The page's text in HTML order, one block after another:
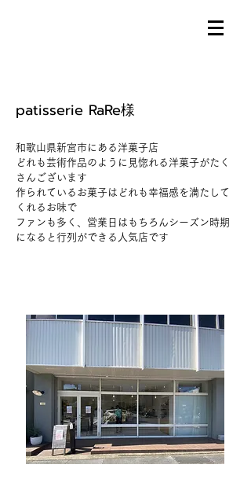
patisserie RaRe様
和歌山県新宮市にある洋菓子店
​どれも芸術作品のように見惚れる洋菓子がたく
さんございます
作られているお菓子はどれも幸福感を満たして
くれるお味で
ファンも多く、営業日はもちろんシーズン時期
になると行列ができる人気店です